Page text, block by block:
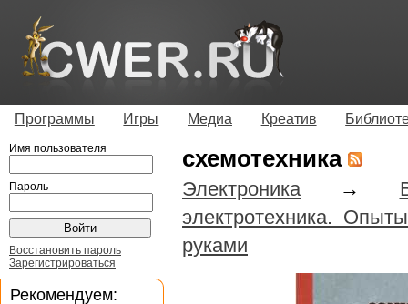
Программы Игры Медиа Креатив
схемотехника
Электроника →
электротехника.
руками
Имя пользователя
Пароль
Восстановить пароль
Зарегистрироваться
Рекомендуем: